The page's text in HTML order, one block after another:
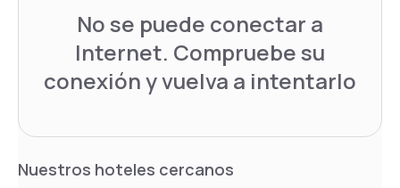
No se puede conectar a
Internet. Compruebe su
conexión y vuelva a intentarlo
Nuestros hoteles cercanos